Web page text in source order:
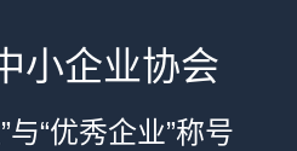
小企业协会
与“优秀企业”称号